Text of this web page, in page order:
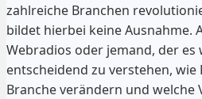
zahlreiche Branchen
bildet hierbei keine Ausnahme.
Webradios oder jemand, der es
entscheidend zu verstehen, wie
Branche verändern und welche